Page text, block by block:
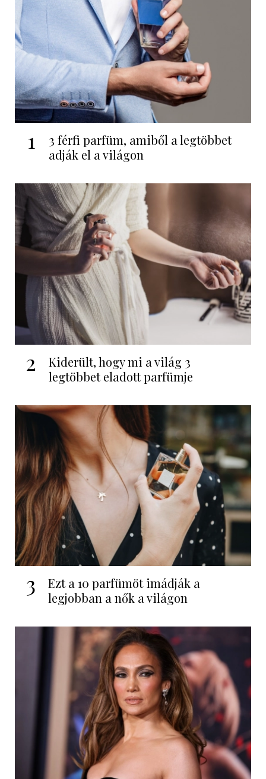
1
3 férfi parfüm, amiből a legtöbbet
adják el a világon
2
Kiderült, hogy mi a világ 3
legtöbbet eladott parfümje
3
Ezt a 10 parfümöt imádják a
legjobban a nők a világon